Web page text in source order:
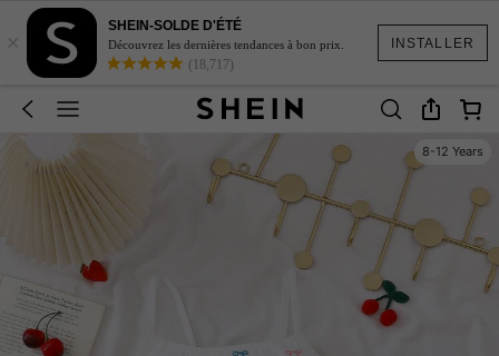
INSTALLER
×
SHEIN-SOLDE D'ÉTÉ
Découvrez les dernières tendances à bon prix.
(18,717)
8-12 Years